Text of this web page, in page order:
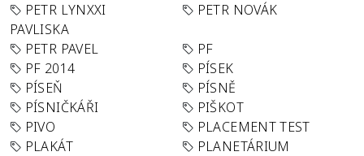
PETR LYNXXI
PAVLISKA
PETR NOVÁK
PETR PAVEL
PF
PF 2014
PÍSEK
PÍSEŇ
PÍSNĚ
PÍSNIČKÁŘI
PIŠKOT
PIVO
PLACEMENT TEST
PLAKÁT
PLANETÁRIUM